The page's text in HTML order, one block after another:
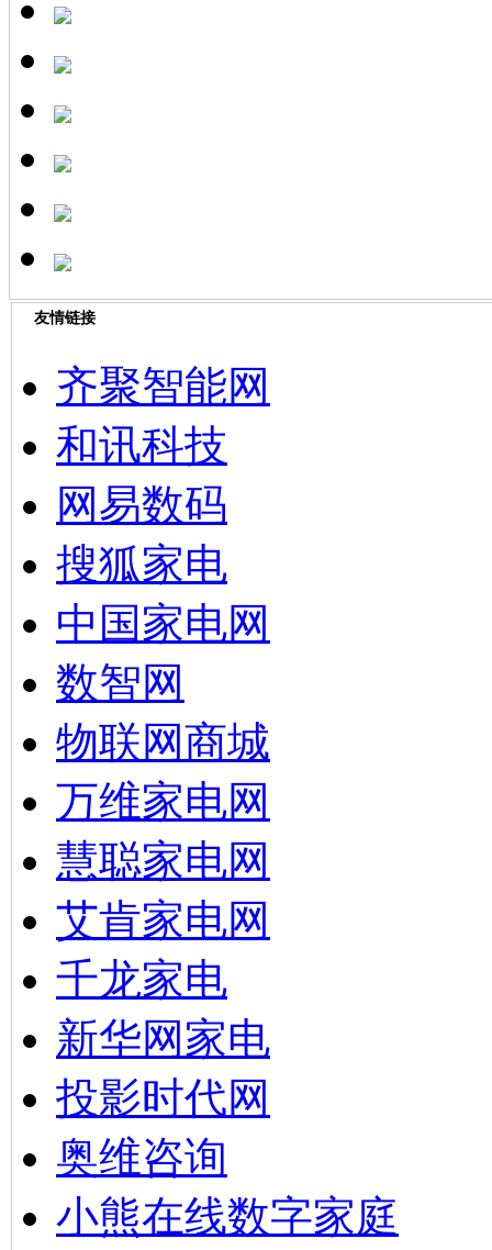
友情链接
齐聚智能网
和讯科技
网易数码
搜狐家电
中国家电网
数智网
物联网商城
万维家电网
慧聪家电网
艾肯家电网
千龙家电
新华网家电
投影时代网
奥维咨询
小熊在线数字家庭